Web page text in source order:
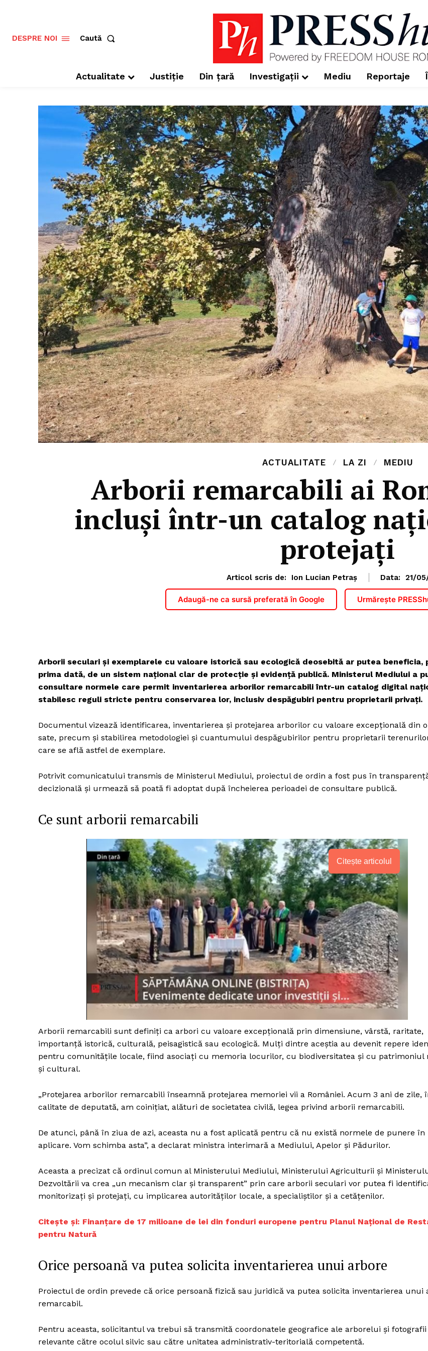
Un proiect
FREEDOM HOUSE
ROMÂNIA
PRESShub
Proiecte editoriale
Rețea
DESPRE NOI Caută
Actualitate Justiție Din țară Investigații Mediu Reportaje
ACTUALITATE LA ZI MEDIU
Arborii remarcabili ai
incluși într-un catalog
protejați
Articol scris de: Ion Lucian Petraș Data: 21/
Adaugă-ne ca sursă preferată în Google Urmărește
Arborii seculari și exemplarele cu valoare istorică sau ecologică deosebită ar putea beneficia,
prima dată, de un sistem național clar de protecție și evidență publică. Ministerul Mediului a
consultare normele care permit inventarierea arborilor remarcabili într-un catalog digital
stabilesc reguli stricte pentru conservarea lor, inclusiv despăgubiri pentru proprietarii privați.
Documentul vizează identificarea, inventarierea și protejarea arborilor cu valoare excepțională din
sate, precum și stabilirea metodologiei și cuantumului despăgubirilor pentru proprietarii
care se află astfel de exemplare.
Potrivit comunicatului transmis de Ministerul Mediului, proiectul de ordin a fost pus în
decizională și urmează să poată fi adoptat după încheierea perioadei de consultare publică.
Ce sunt arborii remarcabili
Citește articolul
Arborii remarcabili sunt definiți ca arbori cu valoare excepțională prin dimensiune, vârstă, raritate,
importanță istorică, culturală, peisagistică sau ecologică. Mulți dintre aceștia au devenit repere
pentru comunitățile locale, fiind asociați cu memoria locurilor, cu biodiversitatea și cu patrimoniul
și cultural.
„Protejarea arborilor remarcabili înseamnă protejarea memoriei vii a României. Acum 3 ani de zile,
calitate de deputată, am coinițiat, alături de societatea civilă, legea privind arborii remarcabili.
De atunci, până în ziua de azi, aceasta nu a fost aplicată pentru că nu există normele de punere în
aplicare. Vom schimba asta”, a declarat ministra interimară a Mediului, Apelor și Pădurilor.
Aceasta a precizat că ordinul comun al Ministerului Mediului, Ministerului Agriculturii și
Dezvoltării va crea „un mecanism clar și transparent” prin care arborii seculari vor putea fi
monitorizați și protejați, cu implicarea autorităților locale, a specialiștilor și a cetățenilor.
Citește și: Finanțare de 17 milioane de lei din fonduri europene pentru Planul Național de
pentru Natură
Orice persoană va putea solicita inventarierea unui arbore
Proiectul de ordin prevede că orice persoană fizică sau juridică va putea solicita inventarierea unui
remarcabil.
Pentru aceasta, solicitantul va trebui să transmită coordonatele geografice ale arborelui și fotografii
relevante către ocolul silvic sau către unitatea administrativ-teritorială competentă.